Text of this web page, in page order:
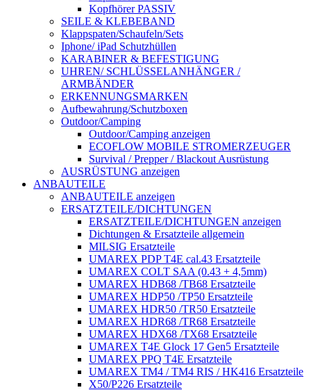
Kopfhörer PASSIV
SEILE & KLEBEBAND
Klappspaten/Schaufeln/Sets
Iphone/ iPad Schutzhüllen
KARABINER & BEFESTIGUNG
UHREN/ SCHLÜSSELANHÄNGER /
ARMBÄNDER
ERKENNUNGSMARKEN
Aufbewahrung/Schutzboxen
Outdoor/Camping
Outdoor/Camping anzeigen
ECOFLOW MOBILE STROMERZEUGER
Survival / Prepper / Blackout Ausrüstung
AUSRÜSTUNG anzeigen
ANBAUTEILE
ANBAUTEILE anzeigen
ERSATZTEILE/DICHTUNGEN
ERSATZTEILE/DICHTUNGEN anzeigen
Dichtungen & Ersatzteile allgemein
MILSIG Ersatzteile
UMAREX PDP T4E cal.43 Ersatzteile
UMAREX COLT SAA (0.43 + 4,5mm)
UMAREX HDB68 /TB68 Ersatzteile
UMAREX HDP50 /TP50 Ersatzteile
UMAREX HDR50 /TR50 Ersatzteile
UMAREX HDR68 /TR68 Ersatzteile
UMAREX HDX68 /TX68 Ersatzteile
UMAREX T4E Glock 17 Gen5 Ersatzteile
UMAREX PPQ T4E Ersatzteile
UMAREX TM4 / TM4 RIS / HK416 Ersatzteile
X50/P226 Ersatzteile